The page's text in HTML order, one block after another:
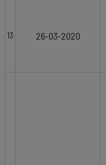
13 26-03-2020